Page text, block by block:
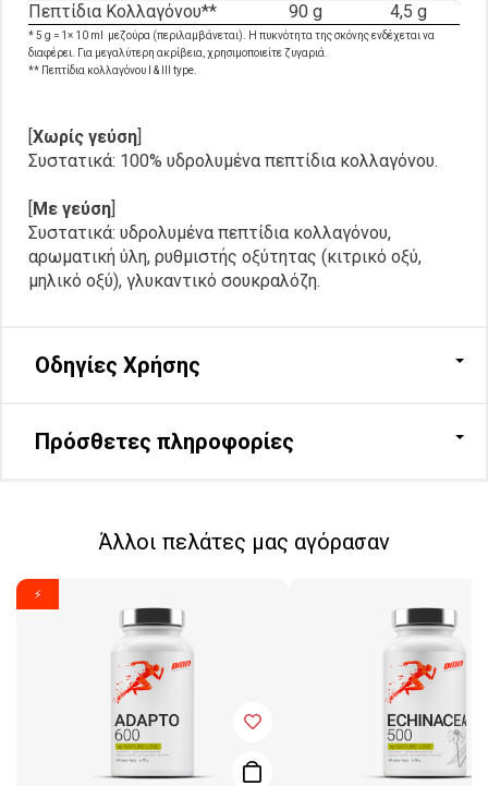
Πεπτίδια Κολλαγόνου** 90 g 4,5 g
* 5 g = 1× 10 ml μεζούρα (περιλαμβάνεται). Η πυκνότητα της σκόνης ενδέχεται να
διαφέρει. Για μεγαλύτερη ακρίβεια, χρησιμοποιείτε ζυγαριά.
** Πεπτίδια κολλαγόνου I & III type.
[Χωρίς γεύση]
Συστατικά: 100% υδρολυμένα πεπτίδια κολλαγόνου.
[Με γεύση]
Συστατικά: υδρολυμένα πεπτίδια κολλαγόνου,
αρωματική ύλη, ρυθμιστής οξύτητας (κιτρικό οξύ,
μηλικό οξύ), γλυκαντικό σουκραλόζη.
Οδηγίες Χρήσης
Πρόσθετες πληροφορίες
Άλλοι πελάτες μας αγόρασαν
⚡